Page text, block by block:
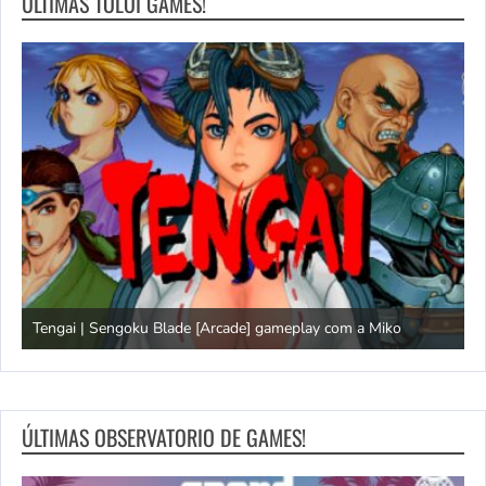
Tengai | Sengoku Blade [Arcade] gameplay com a Miko
ÚLTIMAS OBSERVATORIO DE GAMES!